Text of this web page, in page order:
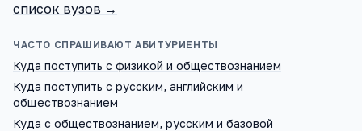
список вузов →
ЧАСТО СПРАШИВАЮТ АБИТУРИЕНТЫ
Куда поступить с физикой и обществознанием
Куда поступить с русским, английским и
обществознанием
Куда с обществознанием, русским и базовой